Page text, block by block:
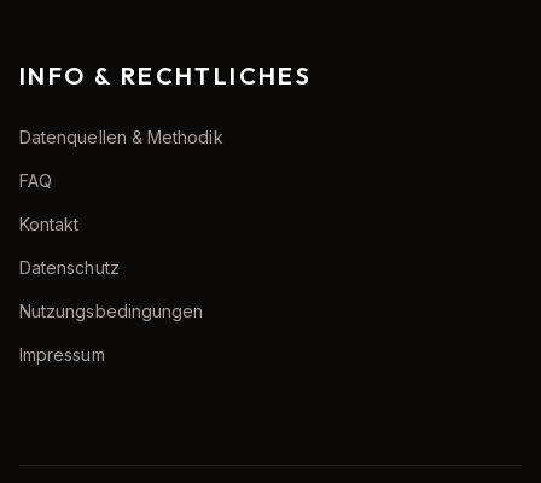
INFO & RECHTLICHES
Datenquellen & Methodik
FAQ
Kontakt
Datenschutz
Nutzungsbedingungen
Impressum